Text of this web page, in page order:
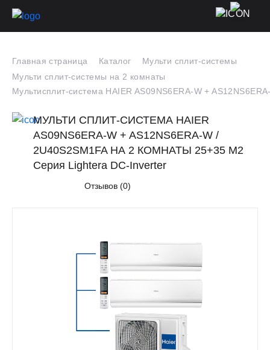
Главная страница Каталог
Мульти сплит-системы
Мульти сплит-системы на 2 комнаты
Мультисплит-система HAIER AS09NS6ERA-W +
МУЛЬТИ СПЛИТ-СИСТЕМА HAIER
AS09NS6ERA-W + AS12NS6ERA-W /
2U40S2SM1FA НА 2 КОМНАТЫ 25+35 М2
Серия Lightera DC-Inverter
Отзывов (0)